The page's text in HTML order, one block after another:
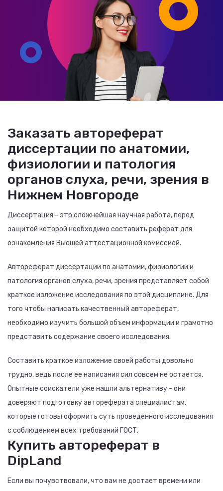
Заказать автореферат
диссертации по анатомии,
физиологии и патология
органов слуха, речи, зрения в
Нижнем Новгороде
Диссертация - это сложнейшая научная работа, перед
защитой которой необходимо составить реферат для
ознакомления Высшей аттестационной комиссией.
Автореферат диссертации по анатомии, физиологии и
патология органов слуха, речи, зрения представляет собой
краткое изложение исследования по этой дисциплине. Для
того чтобы написать качественный автореферат,
необходимо изучить большой объем информации и грамотно
представить содержание своего исследования.
Составить краткое изложение своей работы довольно
трудно, ведь после ее написания сил совсем не остается.
Опытные соискатели уже нашли альтернативу - они
доверяют подготовку автореферата специалистам,
которые готовы оформить суть проведенного исследования
с соблюдением всех требований ГОСТ.
Купить автореферат в
DipLand
Если вы почувствовали, что вам не достает времени или